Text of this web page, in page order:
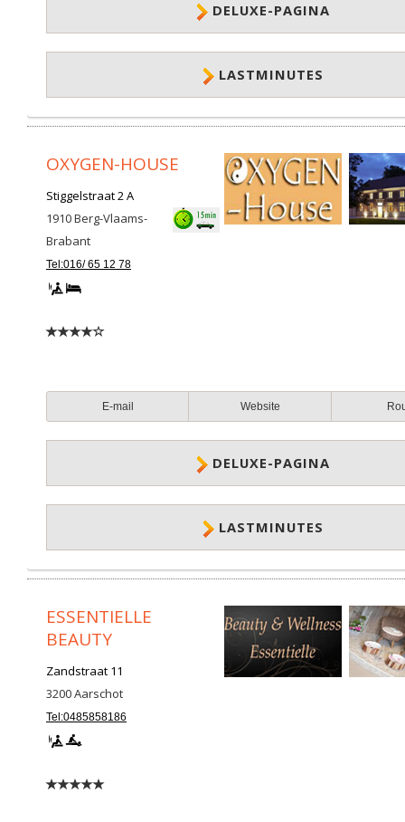
DELUXE-PAGINA
LASTMINUTES
OXYGEN-HOUSE
Stiggelstraat 2 A
1910Berg-Vlaams-
Brabant
Tel:016/ 65 12 78
E-mail Website
DELUXE-PAGINA
LASTMINUTES
ESSENTIELLE
BEAUTY
Zandstraat 11
3200Aarschot
Tel:0485858186